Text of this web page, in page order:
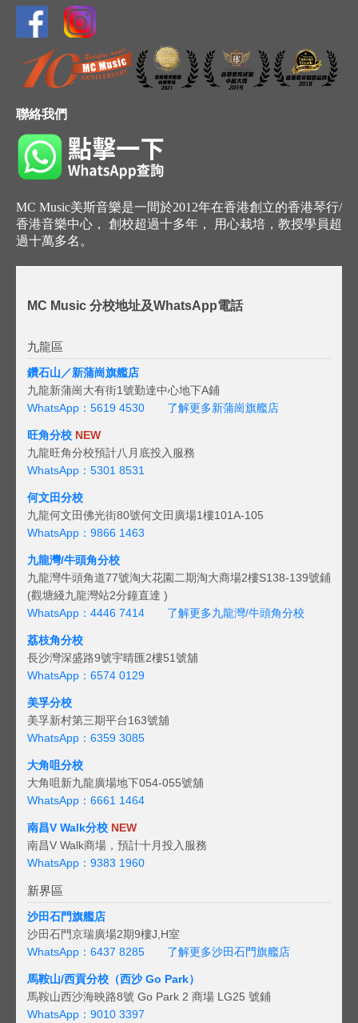
聯絡我們
MC Music美斯音樂是一間於2012年在香港創立的香港琴行/
香港音樂中心， 創校超過十多年， 用心栽培，教授學員超
過十萬多名。
MC Music 分校地址及WhatsApp電話
九龍區
鑽石山／新蒲崗旗艦店
九龍新蒲崗大有街1號勤達中心地下A鋪
WhatsApp：5619 4530
了解更多新蒲崗旗艦店
旺角分校 NEW
九龍旺角分校預計八月底投入服務
WhatsApp：5301 8531
何文田分校
九龍何文田佛光街80號何文田廣場1樓101A-105
WhatsApp：9866 1463
九龍灣/牛頭角分校
九龍灣牛頭角道77號淘大花園二期淘大商場2樓S138-139號鋪
(觀塘綫九龍灣站2分鐘直達 )
WhatsApp：4446 7414
了解更多九龍灣/牛頭角分校
荔枝角分校
長沙灣深盛路9號宇晴匯2樓51號舖
WhatsApp：6574 0129
美孚分校
美孚新村第三期平台163號舖
WhatsApp：6359 3085
大角咀分校
大角咀新九龍廣場地下054-055號舖
WhatsApp：6661 1464
南昌V Walk分校 NEW
南昌V Walk商場，預計十月投入服務
WhatsApp：9383 1960
新界區
沙田石門旗艦店
沙田石門京瑞廣場2期9樓J,H室
WhatsApp：6437 8285
了解更多沙田石門旗艦店
馬鞍山/西貢分校（西沙 Go Park）
馬鞍山西沙海映路8號 Go Park 2 商場 LG25 號鋪
WhatsApp：9010 3397